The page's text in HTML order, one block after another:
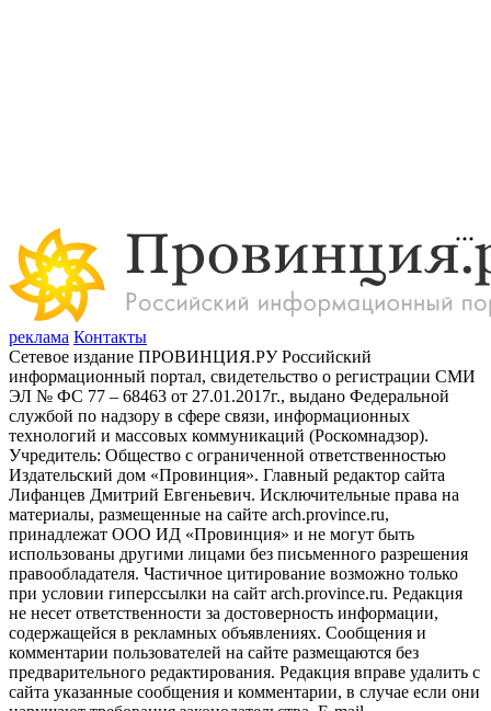
реклама Контакты
Сетевое издание ПРОВИНЦИЯ.РУ Российский
информационный портал, свидетельство о регистрации СМИ
ЭЛ № ФС 77 – 68463 от 27.01.2017г., выдано Федеральной
службой по надзору в сфере связи, информационных
технологий и массовых коммуникаций (Роскомнадзор).
Учредитель: Общество с ограниченной ответственностью
Издательский дом «Провинция». Главный редактор сайта
Лифанцев Дмитрий Евгеньевич. Исключительные права на
материалы, размещенные на сайте arch.province.ru,
принадлежат ООО ИД «Провинция» и не могут быть
использованы другими лицами без письменного разрешения
правообладателя. Частичное цитирование возможно только
при условии гиперссылки на сайт arch.province.ru. Редакция
не несет ответственности за достоверность информации,
содержащейся в рекламных объявлениях. Сообщения и
комментарии пользователей на сайте размещаются без
предварительного редактирования. Редакция вправе удалить с
сайта указанные сообщения и комментарии, в случае если они